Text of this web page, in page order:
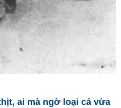
ai mà ngờ loại cá vừa